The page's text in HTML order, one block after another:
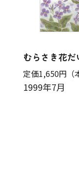
むらさき花だ
定価1,650円
1999年7月